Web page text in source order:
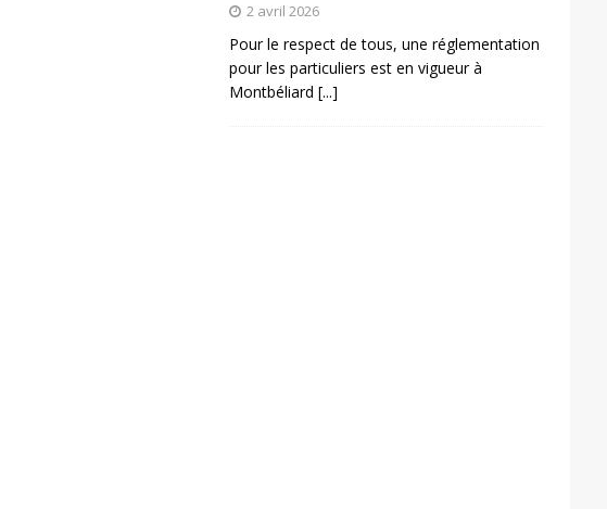
2 avril 2026
Pour le respect de tous, une réglementation
pour les particuliers est en vigueur à
Montbéliard [...]